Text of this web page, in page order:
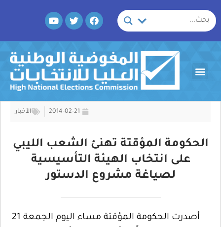
إلى
المحتوى
F
a
e
b
o
o
k
T
w
t
t
e
r
Y
o
t
b
e
Menu
2014-02-21 الأخبار
الحكومة المؤقتة تهنئ الشعب الليبي
على انتخاب الهيئة التأسيسية
لصياغة مشروع الدستور
أصدرت الحكومة المؤقتة مساء اليوم الجمعة 21